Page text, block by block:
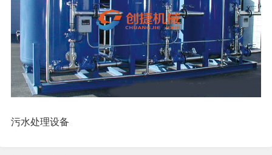
污水处理设备